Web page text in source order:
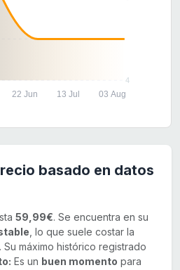
4
22 Jun 13 Jul 03 Aug
basado en datos
59,99€. Se encuentra en su
, lo que suele costar la
máximo histórico registrado
Es un buen momento para